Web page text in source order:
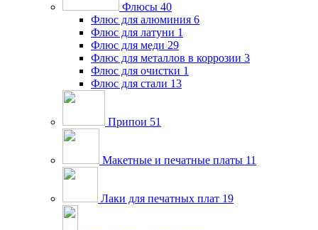
Флюсы 40
Флюс для алюминия 6
Флюс для латуни 1
Флюс для меди 29
Флюс для металлов в коррозии 3
Флюс для очистки 1
Флюс для стали 13
Припои 51
Макетные и печатные платы 11
Лаки для печатных плат 19